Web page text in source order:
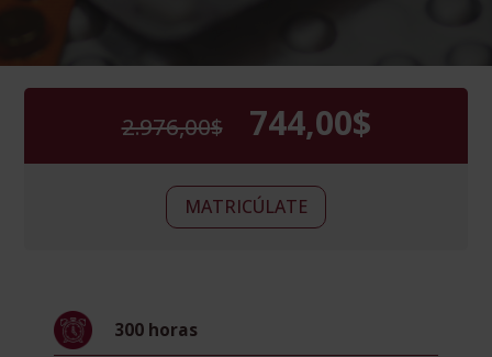
2.976,00$
era:
2.976,00$.
744,00$El
Doble
MATRICÚLATE
300 horas